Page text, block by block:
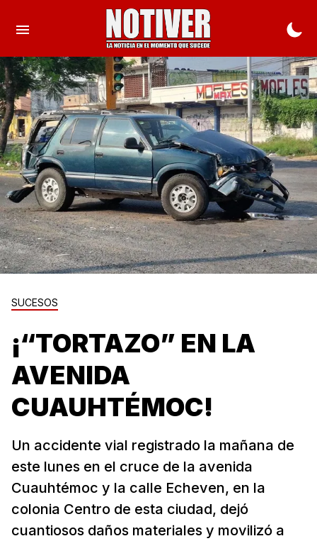
SUCESOS
¡“TORTAZO” EN LA
AVENIDA
CUAUHTÉMOC!
Un accidente vial registrado la mañana de
este lunes en el cruce de la avenida
Cuauhtémoc y la calle Echeven, en la
colonia Centro de esta ciudad, dejó
cuantiosos daños materiales y movilizó a